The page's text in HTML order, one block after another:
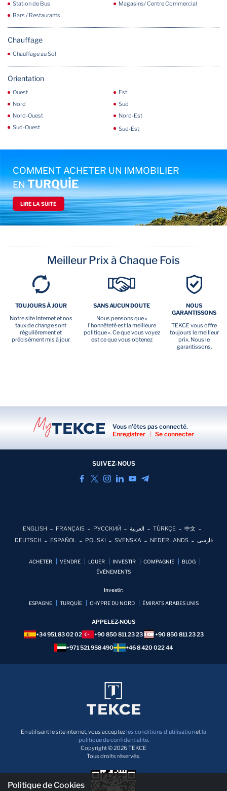
Station de Bus
Magasins/ Centre Commercial
Bars / Restaurants
Chauffage
Chauffage au Sol
Orientation
Ouest
Est
Nord
Sud
Nord-Ouest
Nord-Est
Sud-Ouest
Sud-Est
COMMENT ACHETER UN IMMOBILIER
ENTURQUİE
LIRE LA SUITE
Meilleur Prix à Chaque Fois
TOUJOURS À JOUR
Notre site Internet et nos
taux de change sont
régulièrement et
précisément mis à jour.
SANS AUCUN DOUTE
Nous pensons que «
l'honnêteté est la meilleure
politique ». Ce que vous voyez
est ce que vous obtenez
NOUS
GARANTISSONS
TEKCE vous offre
toujours le meilleur
prix. Nous le
garantissons.
Vous n'êtes pas connecté.
Enregistrer
| Se connecter
SUIVEZ-NOUS
ENGLISH FRANÇAIS РУССКИЙ العربية TÜRKÇE
中文
DEUTSCH
ESPAÑOL POLSKI SVENSKA NEDERLANDS فارسی
ACHETER VENDRE LOUER INVESTIR COMPAGNIE
BLOG
ÉVÉNEMENTS
Investir:
ESPAGNE TURQUİE CHYPRE DU NORD ÉMIRATS ARABES UNIS
APPELEZ-NOUS
+34 951 83 02 02
+90 850 811 23 23
+90 850 811 23 23
+971 521 958 490
+46 8 420 022 44
En utilisant le site internet, vous acceptez les conditions d'utilisationet la
politique de confidentialité.
Copyright © 2026 TEKCE
Tous droits réservés.
Politique de Cookies